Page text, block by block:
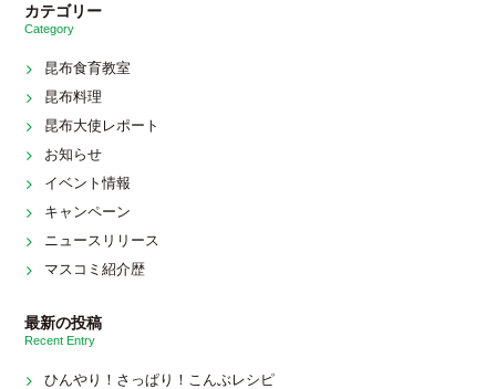
カテゴリー
Category
昆布食育教室
昆布料理
昆布大使レポート
お知らせ
イベント情報
キャンペーン
ニュースリリース
マスコミ紹介歴
最新の投稿
Recent Entry
ひんやり！さっぱり！こんぶレシピ